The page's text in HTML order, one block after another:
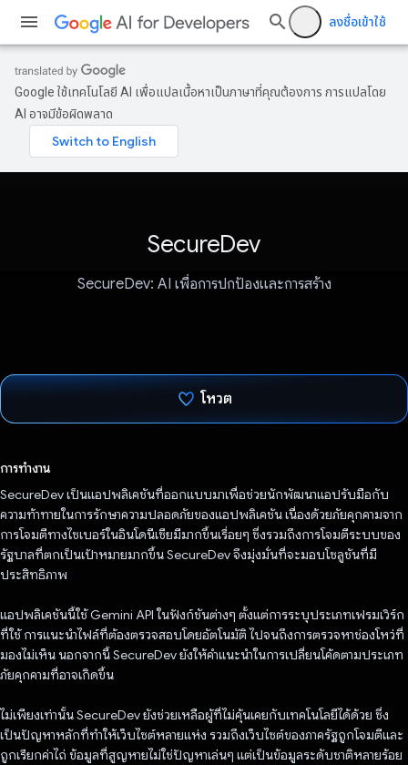
ลงชื่อเข้าใช้
Google ใช้เทคโนโลยี AI เพื่อแปลเนื้อหาเป็นภาษาที่คุณต้องการ การแปลโดย
AI อาจมีข้อผิดพลาด
SecureDev
SecureDev: AI เพื่อการปกป้องและการสร้าง
โหวต
การทำงาน
SecureDev เป็นแอปพลิเคชันที่ออกแบบมาเพื่อช่วยนักพัฒนาแอปรับมือกับ
ความท้าทายในการรักษาความปลอดภัยของแอปพลิเคชัน เนื่องด้วยภัยคุกคามจาก
การโจมตีทางไซเบอร์ในอินโดนีเซียมีมากขึ้นเรื่อยๆ ซึ่งรวมถึงการโจมตีระบบของ
รัฐบาลที่ตกเป็นเป้าหมายมากขึ้น SecureDev จึงมุ่งมั่นที่จะมอบโซลูชันที่มี
ประสิทธิภาพ
แอปพลิเคชันนี้ใช้ Gemini API ในฟังก์ชันต่างๆ ตั้งแต่การระบุประเภทเฟรมเวิร์ก
ที่ใช้ การแนะนำไฟล์ที่ต้องตรวจสอบโดยอัตโนมัติ ไปจนถึงการตรวจหาช่องโหว่ที่
มองไม่เห็น นอกจากนี้ SecureDev ยังให้คําแนะนําในการเปลี่ยนโค้ดตามประเภท
ภัยคุกคามที่อาจเกิดขึ้น
ไม่เพียงเท่านั้น SecureDev ยังช่วยเหลือผู้ที่ไม่คุ้นเคยกับเทคโนโลยีได้ด้วย ซึ่ง
เป็นปัญหาหลักที่ทำให้เว็บไซต์หลายแห่ง รวมถึงเว็บไซต์ของภาครัฐถูกโจมตีและ
ถูกเรียกค่าไถ่ ข้อมูลที่สูญหายไม่ใช่ปัญหาเล่นๆ แต่เป็นข้อมูลระดับชาติหลายร้อย